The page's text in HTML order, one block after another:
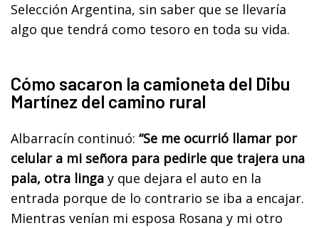
Selección Argentina, sin saber que se llevaría
algo que tendrá como tesoro en toda su vida.
Cómo sacaron la camioneta del Dibu
Martínez del camino rural
Albarracín continuó: “Se me ocurrió llamar por
celular a mi señora para pedirle que trajera una
pala, otra linga y que dejara el auto en la
entrada porque de lo contrario se iba a encajar.
Mientras venían mi esposa Rosana y mi otro